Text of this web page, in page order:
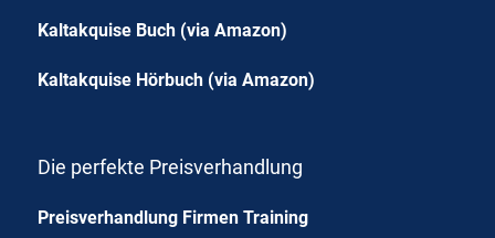
Kaltakquise Buch (via Amazon)
Kaltakquise Hörbuch (via Amazon)
Die perfekte Preisverhandlung
Preisverhandlung Firmen Training